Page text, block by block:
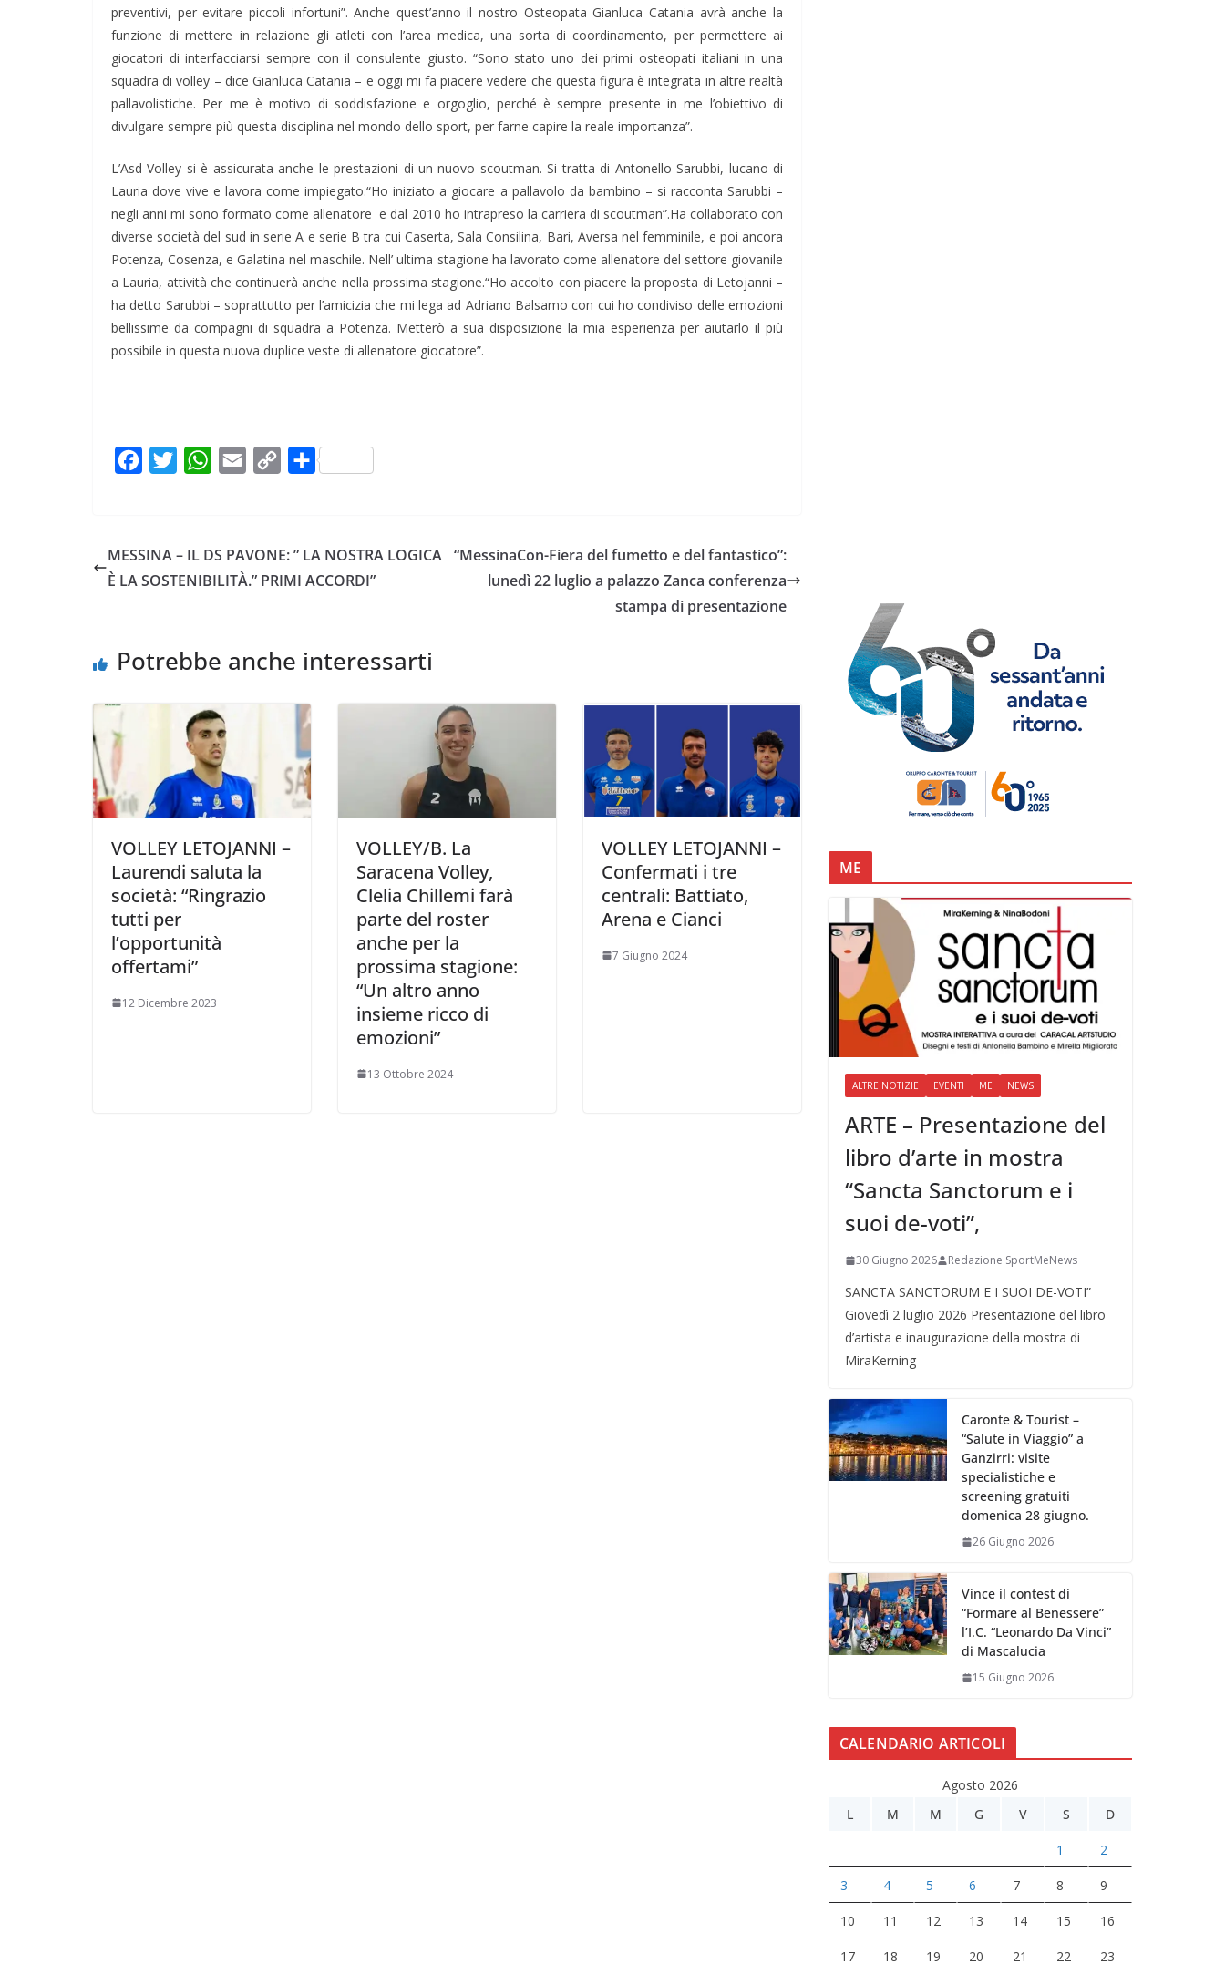
preventivi, per evitare piccoli infortuni”. Anche quest’anno il nostro Osteopata Gianluca Catania avrà anche la
funzione di mettere in relazione gli atleti con l’area medica, una sorta di coordinamento, per permettere ai
giocatori di interfacciarsi sempre con il consulente giusto. “Sono stato uno dei primi osteopati italiani in una
squadra di volley – dice Gianluca Catania – e oggi mi fa piacere vedere che questa figura è integrata in altre realtà
pallavolistiche. Per me è motivo di soddisfazione e orgoglio, perché è sempre presente in me l’obiettivo di
divulgare sempre più questa disciplina nel mondo dello sport, per farne capire la reale importanza”.
L’Asd Volley si è assicurata anche le prestazioni di un nuovo scoutman. Si tratta di Antonello Sarubbi, lucano di
Lauria dove vive e lavora come impiegato.“Ho iniziato a giocare a pallavolo da bambino – si racconta Sarubbi –
negli anni mi sono formato come allenatore e dal 2010 ho intrapreso la carriera di scoutman”.Ha collaborato con
diverse società del sud in serie A e serie B tra cui Caserta, Sala Consilina, Bari, Aversa nel femminile, e poi ancora
Potenza, Cosenza, e Galatina nel maschile. Nell’ ultima stagione ha lavorato come allenatore del settore giovanile
a Lauria, attività che continuerà anche nella prossima stagione.“Ho accolto con piacere la proposta di Letojanni –
ha detto Sarubbi – soprattutto per l’amicizia che mi lega ad Adriano Balsamo con cui ho condiviso delle emozioni
bellissime da compagni di squadra a Potenza. Metterò a sua disposizione la mia esperienza per aiutarlo il più
possibile in questa nuova duplice veste di allenatore giocatore”.
k
W
C
MESSINA – IL DS PAVONE: ” LA NOSTRA LOGICA
È LA SOSTENIBILITÀ.” PRIMI ACCORDI”
“MessinaCon-Fiera del fumetto e del fantastico”:
lunedì 22 luglio a palazzo Zanca conferenza
stampa di presentazione
Potrebbe anche interessarti
VOLLEY LETOJANNI –
Laurendi saluta la
società: “Ringrazio
tutti per
l’opportunità
offertami”
12 Dicembre 2023
VOLLEY/B. La
Saracena Volley,
Clelia Chillemi farà
parte del roster
anche per la
prossima stagione:
“Un altro anno
insieme ricco di
emozioni”
13 Ottobre 2024
VOLLEY LETOJANNI –
Confermati i tre
centrali: Battiato,
Arena e Cianci
7 Giugno 2024
ME
ALTRE NOTIZIE EVENTI ME NEWS
ARTE – Presentazione del
libro d’arte in mostra
“Sancta Sanctorum e i
suoi de-voti”,
30 Giugno 2026 Redazione SportMeNews
SANCTA SANCTORUM E I SUOI DE-VOTI”
Giovedì 2 luglio 2026 Presentazione del libro
d’artista e inaugurazione della mostra di
MiraKerning
Caronte & Tourist –
“Salute in Viaggio” a
Ganzirri: visite
specialistiche e
screening gratuiti
domenica 28 giugno.
26 Giugno 2026
Vince il contest di
“Formare al Benessere”
l’I.C. “Leonardo Da Vinci”
di Mascalucia
15 Giugno 2026
CALENDARIO ARTICOLI
Agosto 2026
L
M M G V S D
1 2
3 4 5 6 7 8 9
10 11 12 13 14 15 16
17 18 19 20 21 22 23